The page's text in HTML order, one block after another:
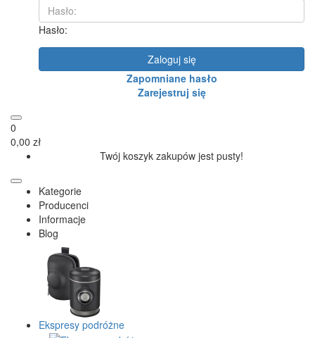
Hasło:
Zaloguj się
Zapomniane hasło
Zarejestruj się
0
0,00 zł
Twój koszyk zakupów jest pusty!
Kategorie
Producenci
Informacje
Blog
Ekspresy podróżne